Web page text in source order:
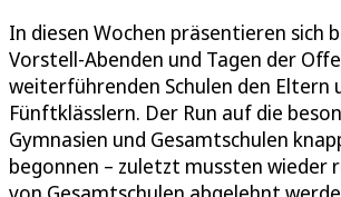
In diesen Wochen präsentieren sich
Vorstell-Abenden und Tagen der
weiterführenden Schulen den Eltern
Fünftklässlern. Der Run auf die
Gymnasien und Gesamtschulen
begonnen – zuletzt mussten wieder